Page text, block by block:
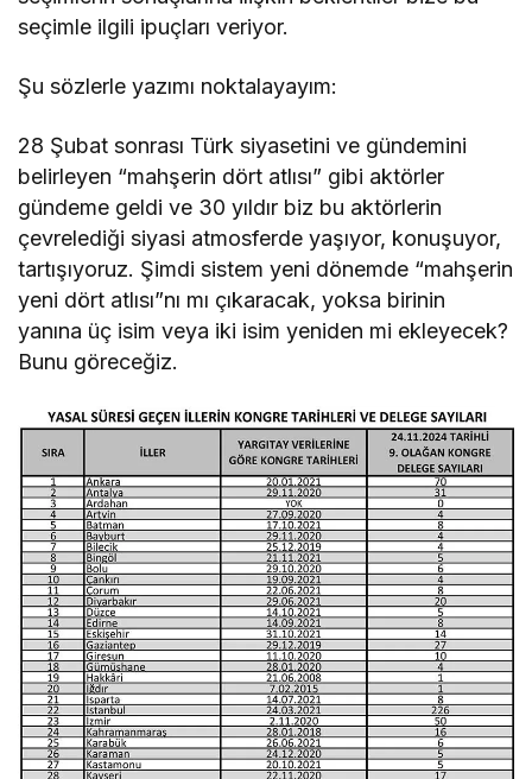
seçimle ilgili ipuçları veriyor.
Şu sözlerle yazımı noktalayayım:
28 Şubat sonrası Türk siyasetini ve gündemini
belirleyen “mahşerin dört atlısı” gibi aktörler
gündeme geldi ve 30 yıldır biz bu aktörlerin
çevrelediği siyasi atmosferde yaşıyor, konuşuyor,
tartışıyoruz. Şimdi sistem yeni dönemde “mahşerin
yeni dört atlısı”nı mı çıkaracak, yoksa birinin
yanına üç isim veya iki isim yeniden mi ekleyecek?
Bunu göreceğiz.